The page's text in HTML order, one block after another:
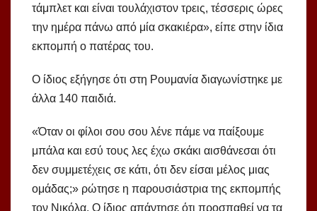
τάμπλετ και είναι τουλάχιστον τρεις, τέσσερις ώρες
την ημέρα πάνω από μία σκακιέρα», είπε στην ίδια
εκπομπή ο πατέρας του.
Ο ίδιος εξήγησε ότι στη Ρουμανία διαγωνίστηκε με
άλλα 140 παιδιά.
«Όταν οι φίλοι σου σου λένε πάμε να παίξουμε
μπάλα και εσύ τους λες έχω σκάκι αισθάνεσαι ότι
δεν συμμετέχεις σε κάτι, ότι δεν είσαι μέλος μιας
ομάδας;» ρώτησε η παρουσιάστρια της εκπομπής
τον Νικόλα. Ο ίδιος απάντησε ότι προσπαθεί να τα